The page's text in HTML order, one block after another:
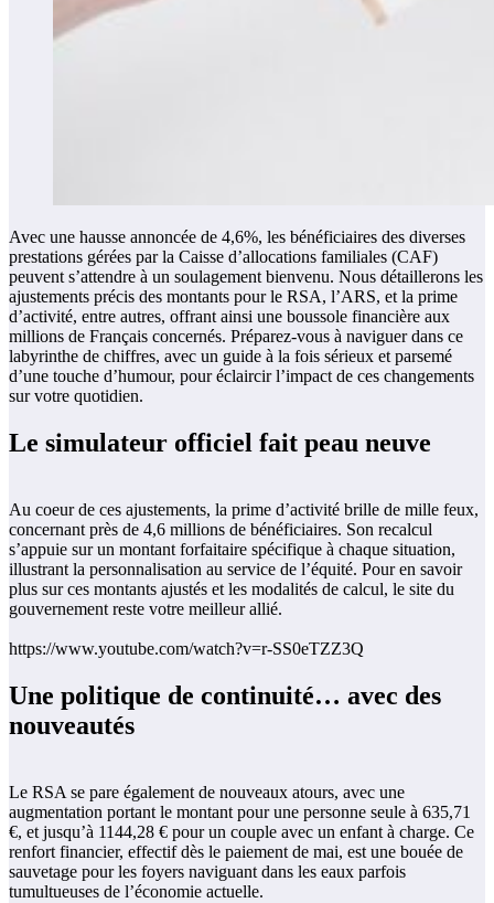
Avec une hausse annoncée de 4,6%, les bénéficiaires des diverses
prestations gérées par la Caisse d’allocations familiales (CAF)
peuvent s’attendre à un soulagement bienvenu. Nous détaillerons les
ajustements précis des montants pour le RSA, l’ARS, et la prime
d’activité, entre autres, offrant ainsi une boussole financière aux
millions de Français concernés. Préparez-vous à naviguer dans ce
labyrinthe de chiffres, avec un guide à la fois sérieux et parsemé
d’une touche d’humour, pour éclaircir l’impact de ces changements
sur votre quotidien.
Le simulateur officiel fait peau neuve
Au coeur de ces ajustements, la prime d’activité brille de mille feux,
concernant près de 4,6 millions de bénéficiaires. Son recalcul
s’appuie sur un montant forfaitaire spécifique à chaque situation,
illustrant la personnalisation au service de l’équité. Pour en savoir
plus sur ces montants ajustés et les modalités de calcul, le site du
gouvernement reste votre meilleur allié.
https://www.youtube.com/watch?v=r-SS0eTZZ3Q
Une politique de continuité… avec des
nouveautés
Le RSA se pare également de nouveaux atours, avec une
augmentation portant le montant pour une personne seule à 635,71
€, et jusqu’à 1144,28 € pour un couple avec un enfant à charge. Ce
renfort financier, effectif dès le paiement de mai, est une bouée de
sauvetage pour les foyers naviguant dans les eaux parfois
tumultueuses de l’économie actuelle.